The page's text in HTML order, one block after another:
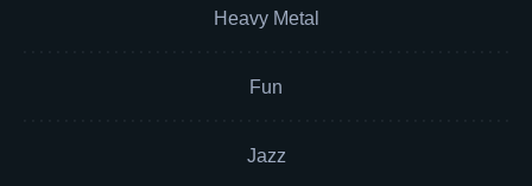
Heavy Metal
Fun
Jazz